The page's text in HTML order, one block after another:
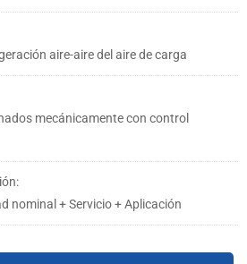
aire-aire del aire de carga
mecánicamente con control
nominal + Servicio + Aplicación